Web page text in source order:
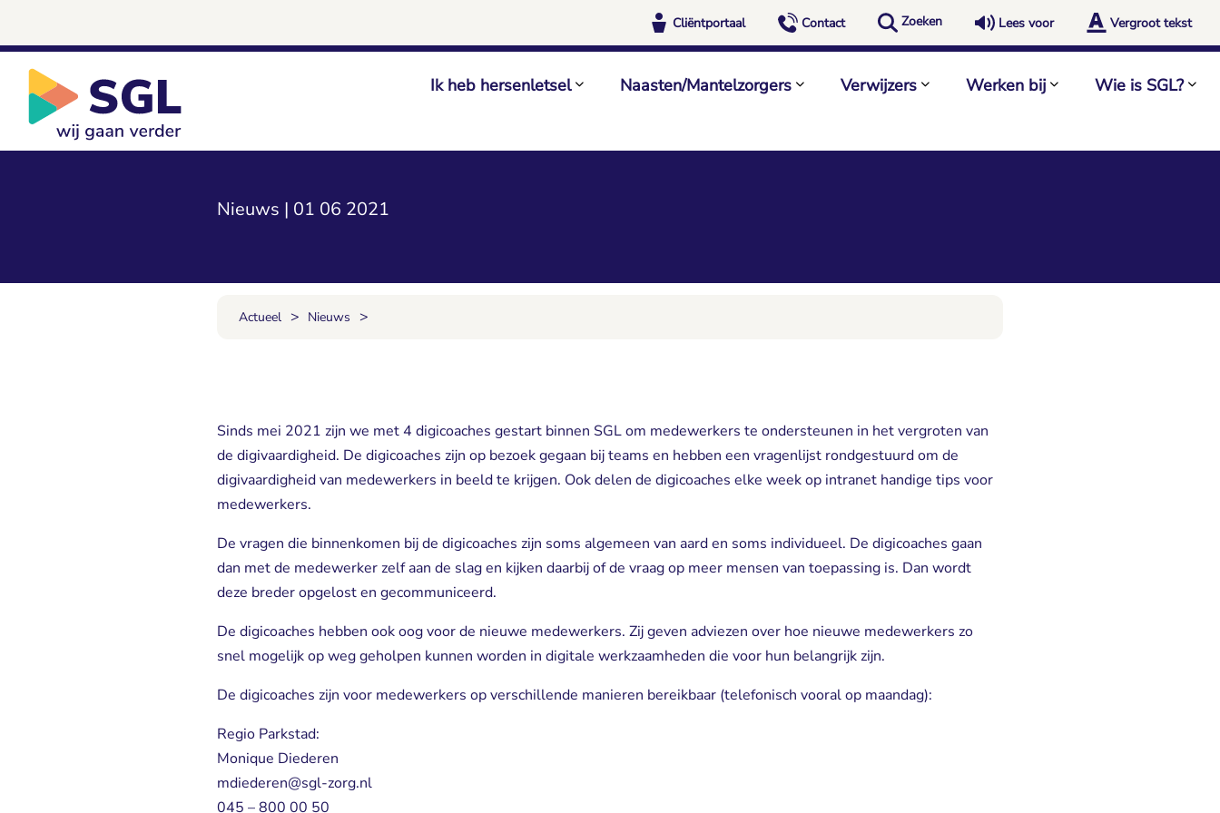
Cliëntportaal Contact Zoeken Lees voor Vergroot tekst
Ik heb hersenletsel Naasten/Mantelzorgers Verwijzers Werken bij Wie is SGL?
Nieuws | 01 06 2021
Actueel > Nieuws >
Sinds mei 2021 zijn we met 4 digicoaches gestart binnen SGL om medewerkers te ondersteunen in het vergroten van
de digivaardigheid. De digicoaches zijn op bezoek gegaan bij teams en hebben een vragenlijst rondgestuurd om de
digivaardigheid van medewerkers in beeld te krijgen. Ook delen de digicoaches elke week op intranet handige tips voor
medewerkers.
De vragen die binnenkomen bij de digicoaches zijn soms algemeen van aard en soms individueel. De digicoaches gaan
dan met de medewerker zelf aan de slag en kijken daarbij of de vraag op meer mensen van toepassing is. Dan wordt
deze breder opgelost en gecommuniceerd.
De digicoaches hebben ook oog voor de nieuwe medewerkers. Zij geven adviezen over hoe nieuwe medewerkers zo
snel mogelijk op weg geholpen kunnen worden in digitale werkzaamheden die voor hun belangrijk zijn.
De digicoaches zijn voor medewerkers op verschillende manieren bereikbaar (telefonisch vooral op maandag):
Regio Parkstad:
Monique Diederen
mdiederen@sgl-zorg.nl
045 – 800 00 50